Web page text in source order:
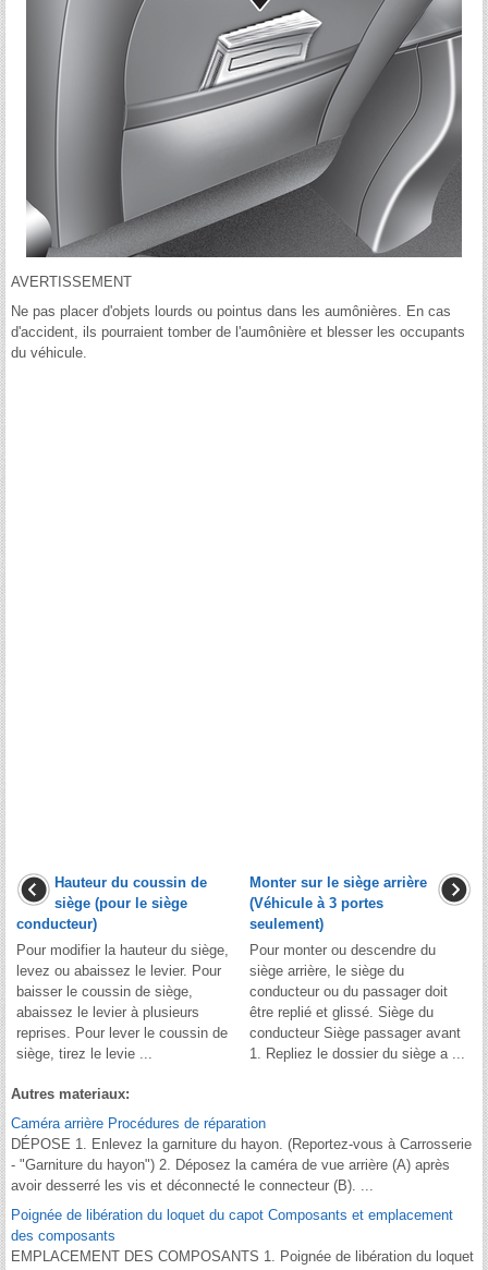
AVERTISSEMENT
Ne pas placer d'objets lourds ou pointus dans les aumônières. En cas
d'accident, ils pourraient tomber de l'aumônière et blesser les occupants
du véhicule.
Hauteur du coussin de
siège (pour le siège
conducteur)
Pour modifier la hauteur du siège,
levez ou abaissez le levier. Pour
baisser le coussin de siège,
abaissez le levier à plusieurs
reprises. Pour lever le coussin de
siège, tirez le levie ...
Monter sur le siège arrière
(Véhicule à 3 portes
seulement)
Pour monter ou descendre du
siège arrière, le siège du
conducteur ou du passager doit
être replié et glissé. Siège du
conducteur Siège passager avant
1. Repliez le dossier du siège a ...
Autres materiaux:
Caméra arrière Procédures de réparation
DÉPOSE 1. Enlevez la garniture du hayon. (Reportez-vous à Carrosserie
- "Garniture du hayon") 2. Déposez la caméra de vue arrière (A) après
avoir desserré les vis et déconnecté le connecteur (B). ...
Poignée de libération du loquet du capot Composants et emplacement
des composants
EMPLACEMENT DES COMPOSANTS 1. Poignée de libération du loquet